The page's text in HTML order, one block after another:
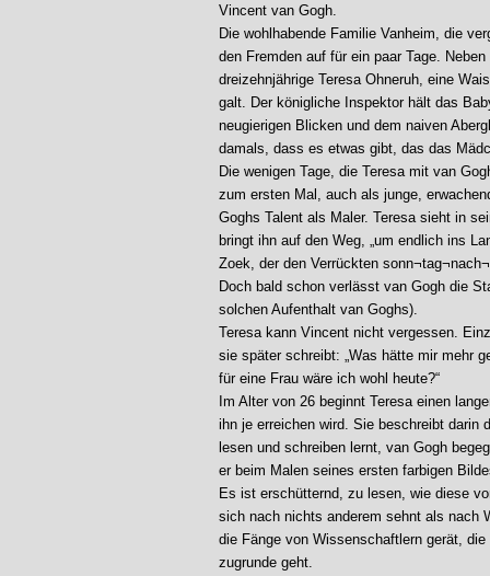
Vincent van Gogh.
Die wohlhabende Familie Vanheim, die
den Fremden auf für ein paar Tage.
dreizehnjährige Teresa Ohneruh, eine
galt. Der königliche Inspektor hält das
neugierigen Blicken und dem naiven
damals, dass es etwas gibt, das das
Die wenigen Tage, die Teresa mit van
zum ersten Mal, auch als junge,
Goghs Talent als Maler. Teresa sieht in
bringt ihn auf den Weg, „um endlich ins
Zoek, der den Verrückten
Doch bald schon verlässt van Gogh die
solchen Aufenthalt van Goghs).
Teresa kann Vincent nicht vergessen.
sie später schreibt: „Was hätte mir mehr
für eine Frau wäre ich wohl heute?“
Im Alter von 26 beginnt Teresa einen
ihn je erreichen wird. Sie beschreibt darin
lesen und schreiben lernt, van Gogh
er beim Malen seines ersten farbigen
Es ist erschütternd, zu lesen, wie diese
sich nach nichts anderem sehnt als nach
die Fänge von Wissenschaftlern gerät,
zugrunde geht.